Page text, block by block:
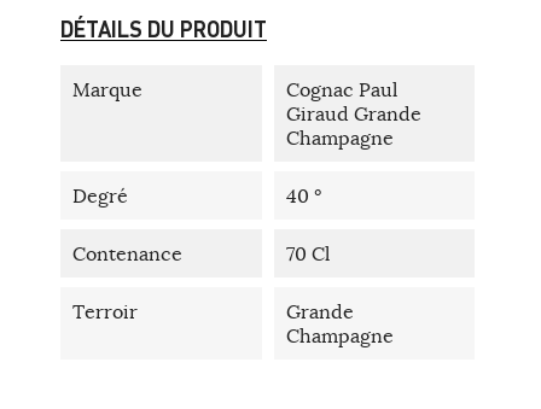
DÉTAILS DU PRODUIT
Marque
Cognac Paul
Giraud Grande
Champagne
Degré 40 °
Contenance 70 Cl
Terroir
Grande
Champagne